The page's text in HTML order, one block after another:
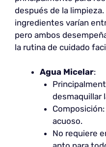
después de la
ingredientes varían
pero ambos
la rutina de cuidado
Agua Micelar:
desmaquillar
acuoso.
No requiere